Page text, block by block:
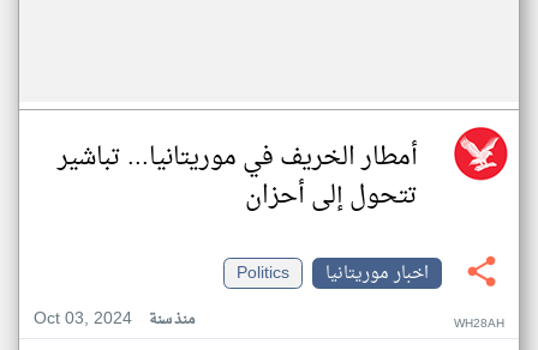
أمطار الخريف في موريتانيا... تباشير
تتحول إلى أحزان
اخبار موريتانيا
Politics
Oct 03, 2024
منذ سنة WH28AH